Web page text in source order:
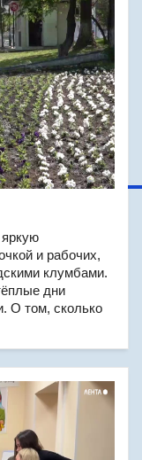
и рабочих,
клумбами.
дни
О том, сколько